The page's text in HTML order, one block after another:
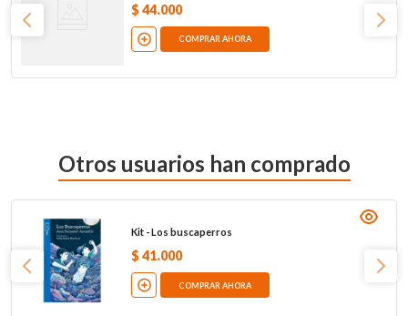
$ 44.000
COMPRAR AHORA
Otros usuarios han comprado
Kit - Los buscaperros
$ 41.000
COMPRAR AHORA